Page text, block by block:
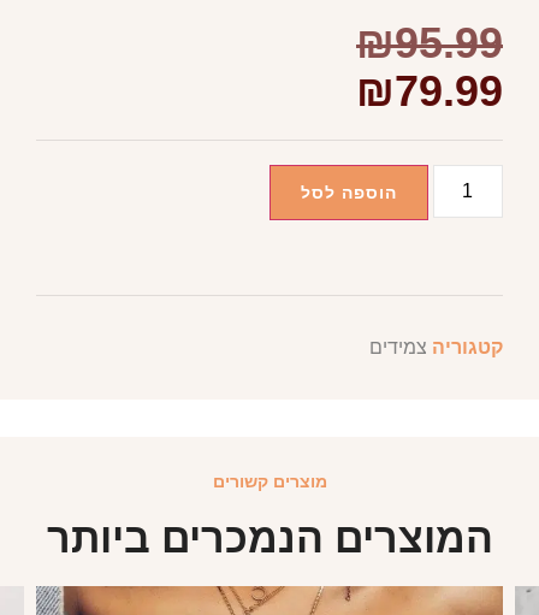
₪95.99
₪79.99
הוספה לסל
קטגוריה צמידים
מוצרים קשורים
המוצרים הנמכרים ביותר